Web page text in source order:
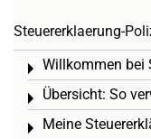
Steuererklaerung-
Willkommen bei
Toggle menu
Übersicht: So
Toggle menu
Meine
Toggle menu